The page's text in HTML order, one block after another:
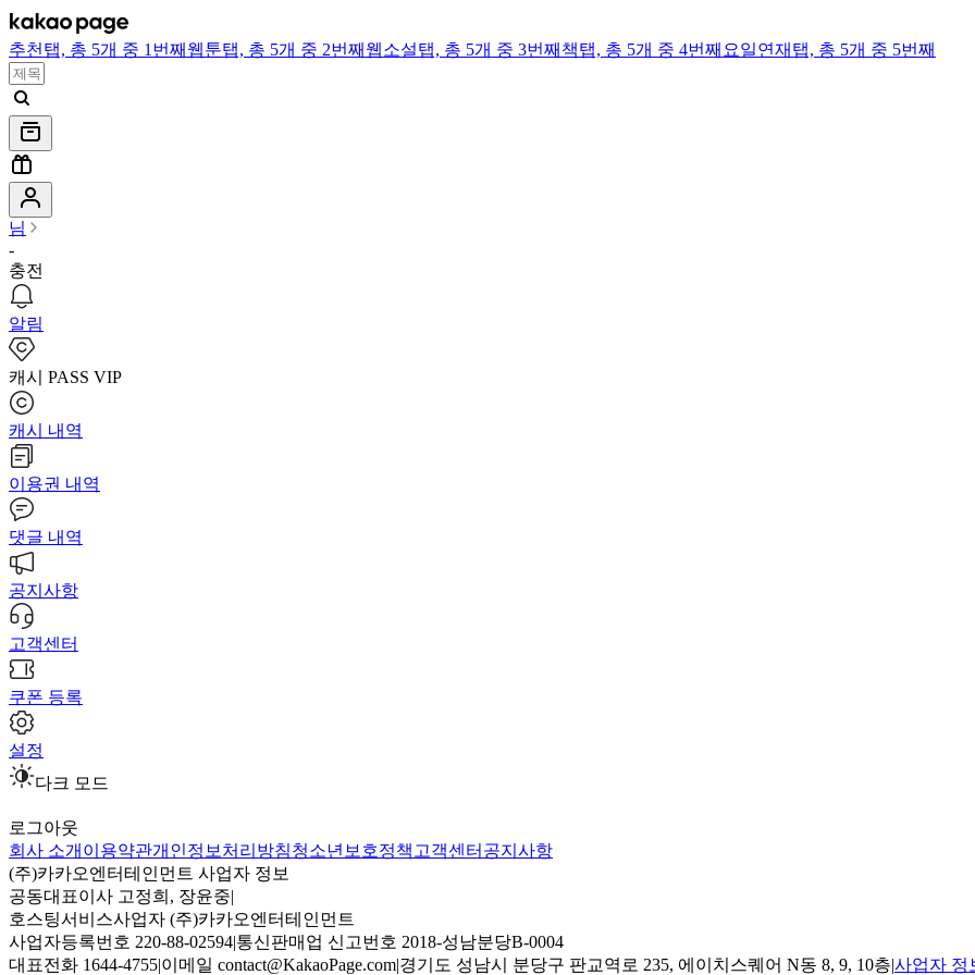
추천 탭, 총 5개 중 1번째 웹툰탭, 총 5개 중 2번째 웹소설탭, 총 5개 중 3번째 책탭, 총 5개 중 4번째 요일연재 탭, 총 5개 중 5번째
님
-
충전
알림
캐시 PASS VIP
캐시 내역
이용권 내역
댓글 내역
공지사항
고객센터
쿠폰 등록
설정
다크 모드
로그아웃
회사 소개 이용약관개인정보처리방침청소년보호정책 고객센터 공지사항
(주)카카오엔터테인먼트 사업자 정보
공동대표이사 고정희, 장윤중|
호스팅서비스사업자 (주)카카오엔터테인먼트
사업자등록번호 220-88-02594|통신판매업 신고번호 2018-성남분당B-0004
대표전화 1644-4755|이메일 contact@KakaoPage.com|경기도 성남시 분당구 판교역로 235, 에이치스퀘어 N동 8, 9, 10층|사업자 정